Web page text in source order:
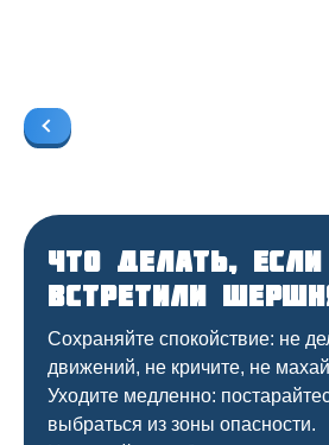
Что делать,
встретили
Сохраняйте спокойствие: не
движений, не кричите, не
Уходите медленно:
выбраться из зоны опасности.